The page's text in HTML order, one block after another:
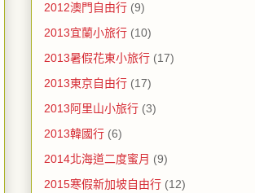
2012澳門自由行 (9)
2013宜蘭小旅行 (10)
2013暑假花東小旅行 (17)
2013東京自由行 (17)
2013阿里山小旅行 (3)
2013韓國行 (6)
2014北海道二度蜜月 (9)
2015寒假新加坡自由行 (12)